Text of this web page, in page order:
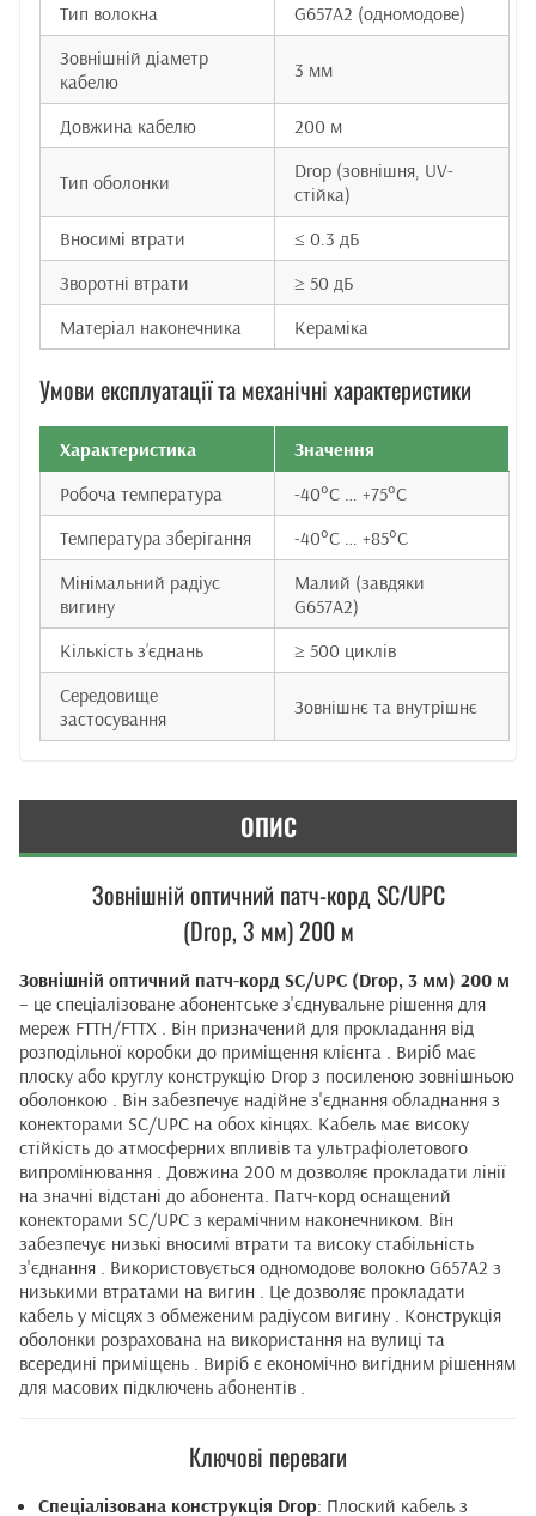
Тип волокна
G657A2 (одномодове)
Зовнішній діаметр
кабелю
3 мм
Довжина кабелю 200 м
Тип оболонки
Drop (зовнішня, UV-
стійка)
Вносимі втрати
≤ 0.3 дБ
Зворотні втрати
≥ 50 дБ
Матеріал наконечника
Кераміка
Умови експлуатації та механічні характеристики
Характеристика
Значення
Робоча температура
-40°C … +75°C
Температура зберігання
-40°C … +85°C
Мінімальний радіус
вигину
Малий (завдяки
G657A2)
Кількість з’єднань
≥ 500 циклів
Середовище
застосування
Зовнішнє та внутрішнє
ОПИС
Зовнішній оптичний патч-корд SC/UPC
(Drop, 3 мм) 200 м
Зовнішній оптичний патч-корд SC/UPC (Drop, 3 мм) 200 м
– це спеціалізоване абонентське з'єднувальне рішення для
мереж FTTH/FTTX . Він призначений для прокладання від
розподільної коробки до приміщення клієнта . Виріб має
плоску або круглу конструкцію Drop з посиленою зовнішньою
оболонкою . Він забезпечує надійне з'єднання обладнання з
конекторами SC/UPC на обох кінцях. Кабель має високу
стійкість до атмосферних впливів та ультрафіолетового
випромінювання . Довжина 200 м дозволяє прокладати лінії
на значні відстані до абонента. Патч-корд оснащений
конекторами SC/UPC з керамічним наконечником. Він
забезпечує низькі вносимі втрати та високу стабільність
з'єднання . Використовується одномодове волокно G657A2 з
низькими втратами на вигин . Це дозволяє прокладати
кабель у місцях з обмеженим радіусом вигину . Конструкція
оболонки розрахована на використання на вулиці та
всередині приміщень . Виріб є економічно вигідним рішенням
для масових підключень абонентів .
Ключові переваги
Спеціалізована конструкція Drop: Плоский кабель з